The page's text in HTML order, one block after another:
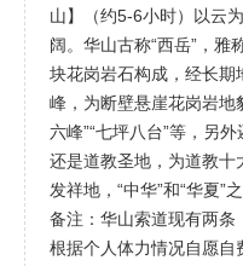
山】（约5-6小时）以云
阔。华山古称“西岳”，雅
块花岗岩石构成，经长期
峰，为断壁悬崖花岗岩地
六峰”“七坪八台”等，另
还是道教圣地，为道教十
发祥地，“中华”和“华夏”
备注：华山索道现有两条
根据个人体力情况自愿